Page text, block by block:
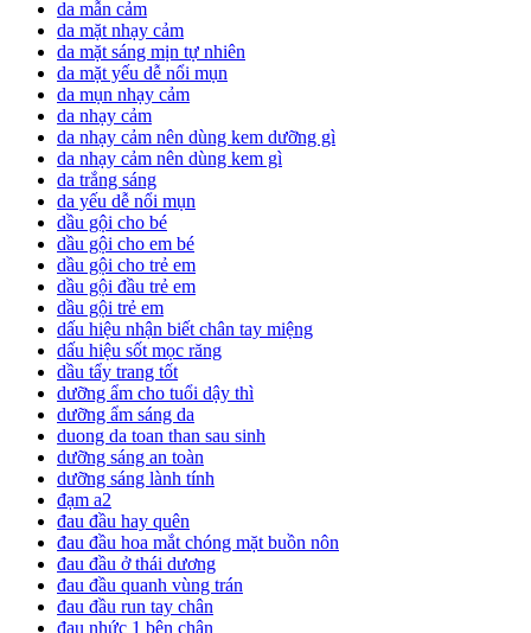
da mẫn cảm
da mặt nhạy cảm
da mặt sáng mịn tự nhiên
da mặt yếu dễ nổi mụn
da mụn nhạy cảm
da nhạy cảm
da nhạy cảm nên dùng kem dưỡng gì
da nhạy cảm nên dùng kem gì
da trắng sáng
da yếu dễ nổi mụn
dầu gội cho bé
dầu gội cho em bé
dầu gội cho trẻ em
dầu gội đầu trẻ em
dầu gội trẻ em
dấu hiệu nhận biết chân tay miệng
dấu hiệu sốt mọc răng
dầu tẩy trang tốt
dưỡng ẩm cho tuổi dậy thì
dưỡng ẩm sáng da
duong da toan than sau sinh
dưỡng sáng an toàn
dưỡng sáng lành tính
đạm a2
đau đầu hay quên
đau đầu hoa mắt chóng mặt buồn nôn
đau đầu ở thái dương
đau đầu quanh vùng trán
đau đầu run tay chân
đau nhức 1 bên chân